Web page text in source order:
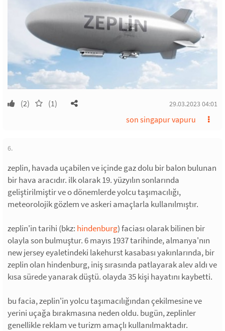
(2) (1) 29.03.2023 04:01
son singapur vapuru
6.
zeplin, havada uçabilen ve içinde gaz dolu bir balon bulunan
bir hava aracıdır. ilk olarak 19. yüzyılın sonlarında
geliştirilmiştir ve o dönemlerde yolcu taşımacılığı,
meteorolojik gözlem ve askeri amaçlarla kullanılmıştır.
zeplin'in tarihi (bkz: hindenburg) faciası olarak bilinen bir
olayla son bulmuştur. 6 mayıs 1937 tarihinde, almanya'nın
new jersey eyaletindeki lakehurst kasabası yakınlarında, bir
zeplin olan hindenburg, iniş sırasında patlayarak alev aldı ve
kısa sürede yanarak düştü. olayda 35 kişi hayatını kaybetti.
bu facia, zeplin'in yolcu taşımacılığından çekilmesine ve
yerini uçağa bırakmasına neden oldu. bugün, zeplinler
genellikle reklam ve turizm amaçlı kullanılmaktadır.